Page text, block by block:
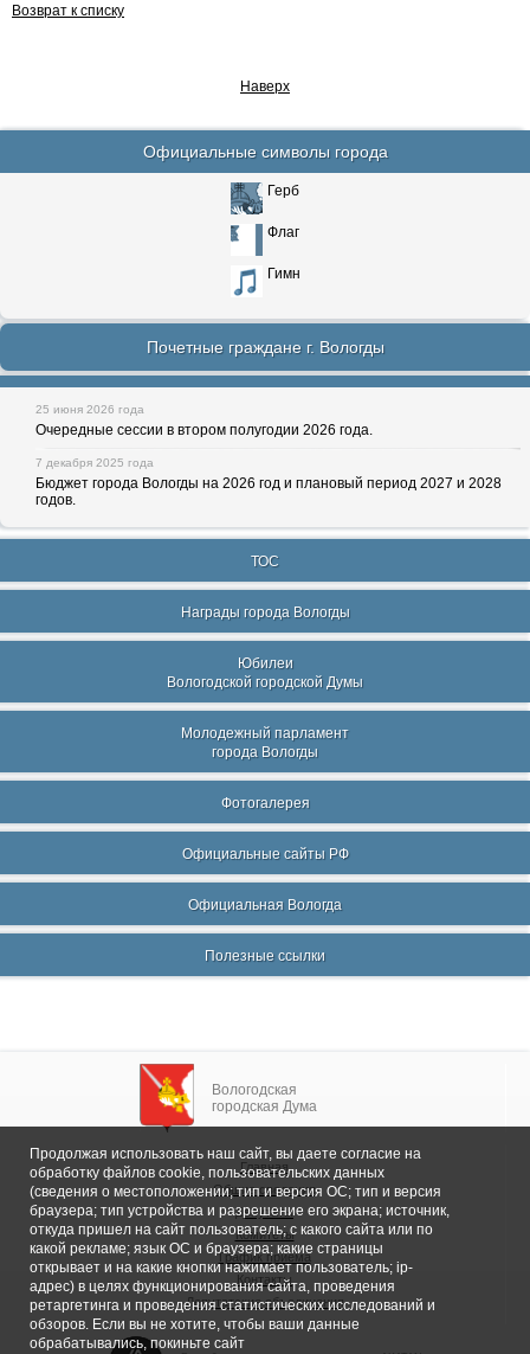
Возврат к списку
Наверх
Официальные символы города
Герб
Флаг
Гимн
Почетные граждане г. Вологды
25 июня 2026 года
Очередные сессии в втором полугодии 2026 года.
7 декабря 2025 года
Бюджет города Вологды на 2026 год и плановый период 2027 и 2028
годов.
ТОС
Награды города Вологды
Юбилеи
Вологодской городской Думы
Молодежный парламент
города Вологды
Фотогалерея
Официальные сайты РФ
Официальная Вологда
Полезные ссылки
Вологодская
городская Дума
Главная
Общие сведения
Депутаты
Комитеты
График приема
Контакты
Депутатские объединения
Продолжая использовать наш сайт, вы даете согласие на
обработку файлов cookie, пользовательских данных
(сведения о местоположении; тип и версия ОС; тип и версия
браузера; тип устройства и разрешение его экрана; источник,
откуда пришел на сайт пользователь; с какого сайта или по
какой рекламе; язык ОС и браузера; какие страницы
открывает и на какие кнопки нажимает пользователь; ip-
адрес) в целях функционирования сайта, проведения
ретаргетинга и проведения статистических исследований и
обзоров. Если вы не хотите, чтобы ваши данные
обрабатывались, покиньте сайт